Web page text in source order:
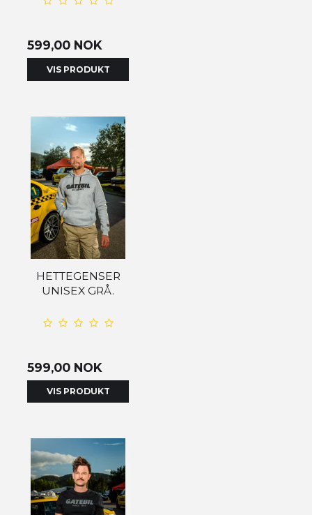
599,00 NOK
VIS PRODUKT
HETTEGENSER
UNISEX GRÅ.
599,00 NOK
VIS PRODUKT